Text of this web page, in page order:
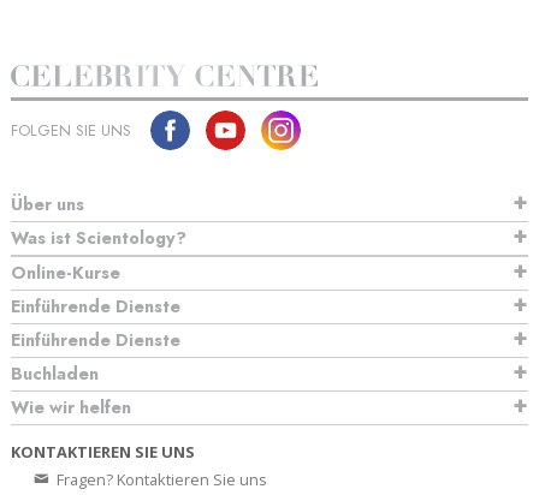
FOLGEN SIE UNS
Über uns
Was ist Scientology?
Online-Kurse
Einführende Dienste
Einführende Dienste
Buchladen
Wie wir helfen
KONTAKTIEREN SIE UNS
Fragen? Kontaktieren Sie uns